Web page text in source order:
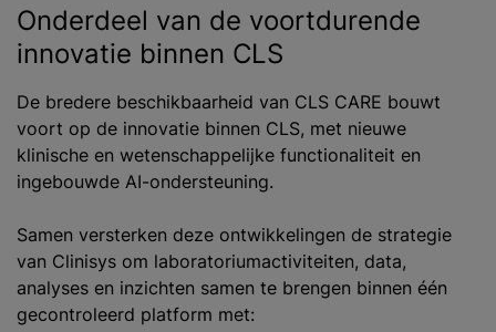
Onderdeel van de voortdurende
innovatie binnen CLS
De bredere beschikbaarheid van CLS CARE bouwt
voort op de innovatie binnen CLS, met nieuwe
klinische en wetenschappelijke functionaliteit en
ingebouwde AI-ondersteuning.
Samen versterken deze ontwikkelingen de strategie
van Clinisys om laboratoriumactiviteiten, data,
analyses en inzichten samen te brengen binnen één
gecontroleerd platform met: